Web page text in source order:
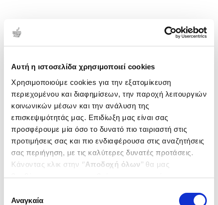
Αυτή η ιστοσελίδα χρησιμοποιεί cookies
Χρησιμοποιούμε cookies για την εξατομίκευση
περιεχομένου και διαφημίσεων, την παροχή λειτουργιών
κοινωνικών μέσων και την ανάλυση της
επισκεψιμότητάς μας. Επιδίωξη μας είναι σας
προσφέρουμε μία όσο το δυνατό πιο ταιριαστή στις
προτιμήσεις σας και πιο ενδιαφέρουσα στις αναζητήσεις
σας περιήγηση, με τις καλύτερες δυνατές προτάσεις.
Κάνοντας κλικ στην ‘’Αποδοχή όλων’’ θα μας
βοηθήσετε να ανταποκριθούμε στα παραπάνω.
ενδιαφέρουν και να επιλέξετε από τα παρακάτω με την
συγκατάθεσης
Αναγκαία
τηλεοπτικές εκπομπές, κινηματογραφικές ταινίες,
φιλανθρωπικά προτζεκτ και φεστιβάλ. Έχει δύο
Κύπρο στον Διαγωνισμό Τραγουδιού Eurovision
(1998, 2013).
1-1 από 1 προϊόντα
Δημοτικότητα